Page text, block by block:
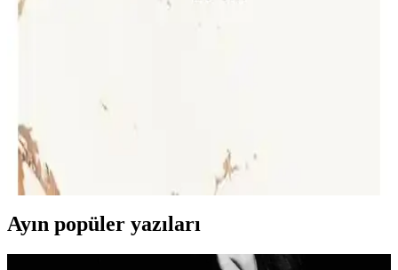
Byhakan NW-2033 modeli, suya dayanıklı keten kumaştan
Malzeme, Kullanım ve Yorumlar
Deri ve polyester malzemeden üretilen iki erkek çantası, kullanım
alanları ve kullanıcı geri bildirimleriyle detaylı karşılaştırıldı.
Dayanıklılık, fonksiyonellik ve tasarım özellikleri öne çıkıyor.
Ayın popüler yazıları